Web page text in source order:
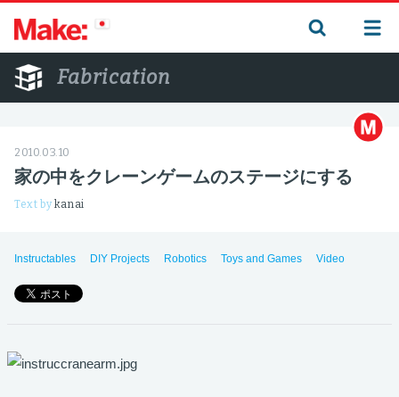
Fabrication
2010.03.10
家の中をクレーンゲームのステージにする
Text bykanai
Instructables DIY Projects Robotics Toys and Games Video